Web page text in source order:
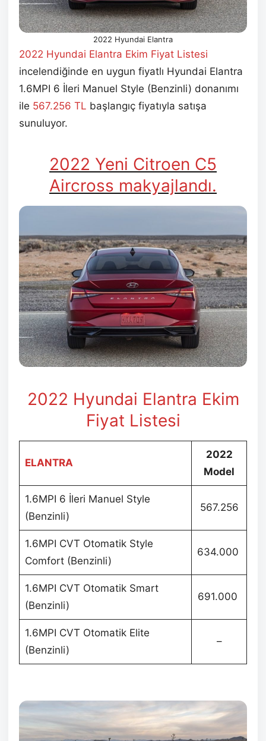
2022 Hyundai Elantra
2022 Hyundai Elantra Ekim Fiyat Listesi
incelendiğinde en uygun fiyatlı Hyundai Elantra
1.6MPI 6 İleri Manuel Style (Benzinli) donanımı
ile 567.256 TL başlangıç fiyatıyla satışa
sunuluyor.
2022 Yeni Citroen C5
Aircross makyajlandı.
2022 Hyundai Elantra Ekim
Fiyat Listesi
ELANTRA
2022
Model
1.6MPI 6 İleri Manuel Style
(Benzinli)
567.256
1.6MPI CVT Otomatik Style
Comfort (Benzinli)
634.000
1.6MPI CVT Otomatik Smart
(Benzinli)
691.000
1.6MPI CVT Otomatik Elite
(Benzinli)
–